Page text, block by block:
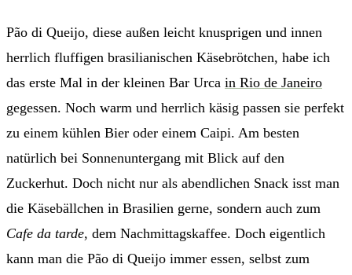
Pão di Queijo, diese außen leicht knusprigen und innen
herrlich fluffigen brasilianischen Käsebrötchen, habe ich
das erste Mal in der kleinen Bar Urca in Rio de Janeiro
gegessen. Noch warm und herrlich käsig passen sie perfekt
zu einem kühlen Bier oder einem Caipi. Am besten
natürlich bei Sonnenuntergang mit Blick auf den
Zuckerhut. Doch nicht nur als abendlichen Snack isst man
die Käsebällchen in Brasilien gerne, sondern auch zum
Cafe da tarde, dem Nachmittagskaffee. Doch eigentlich
kann man die Pão di Queijo immer essen, selbst zum